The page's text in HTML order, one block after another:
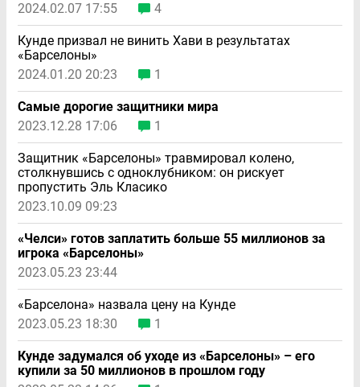
2024.02.07 17:55
4
Кунде призвал не винить Хави в результатах
«Барселоны»
2024.01.20 20:23
1
Самые дорогие защитники мира
2023.12.28 17:06
1
Защитник «Барселоны» травмировал колено,
столкнувшись с одноклубником: он рискует
пропустить Эль Класико
2023.10.09 09:23
«Челси» готов заплатить больше 55 миллионов за
игрока «Барселоны»
2023.05.23 23:44
«Барселона» назвала цену на Кунде
2023.05.23 18:30
1
Кунде задумался об уходе из «Барселоны» – его
купили за 50 миллионов в прошлом году